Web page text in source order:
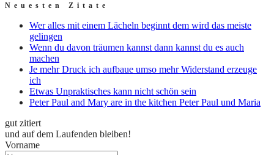
Neuesten Zitate
Wer alles mit einem Lächeln beginnt dem wird das meiste
gelingen
Wenn du davon träumen kannst dann kannst du es auch
machen
Je mehr Druck ich aufbaue umso mehr Widerstand erzeuge
ich
Etwas Unpraktisches kann nicht schön sein
Peter Paul and Mary are in the kitchen Peter Paul und Maria
gut zitiert
und auf dem Laufenden bleiben!
Vorname